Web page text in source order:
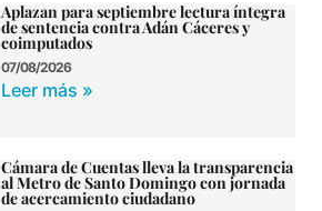
Aplazan para septiembre lectura íntegra
de sentencia contra Adán Cáceres y
coimputados
07/08/2026
Leer más »
Cámara de Cuentas lleva la transparencia
al Metro de Santo Domingo con jornada
de acercamiento ciudadano